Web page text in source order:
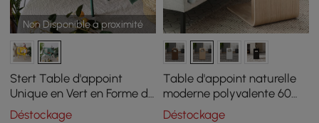
Non Disponible à proximité
Stert Table d'appoint
Unique en Vert en Forme de
TV Sculpt
Déstockage
Table d'appoint naturelle
moderne polyvalente 60
cm, avec porte-revues
Déstockage